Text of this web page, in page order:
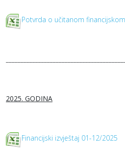
Potvrda o učitanom
2025. GODINA
Financijski izvještaj 01-12/2025